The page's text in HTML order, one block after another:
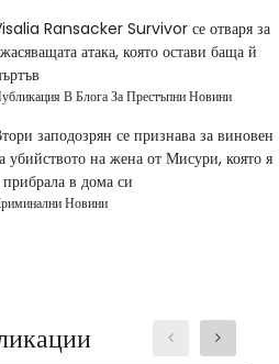
Ransacker Survivor се отваря за
атака, която остави баща й
В Блога За Престъпни Новини
заподозрян се признава за виновен
убийството на жена от Мисури, която я
прибрала в дома си
Новини